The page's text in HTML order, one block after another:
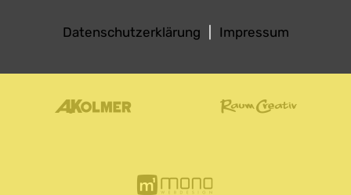
Datenschutzerklärung Impressum